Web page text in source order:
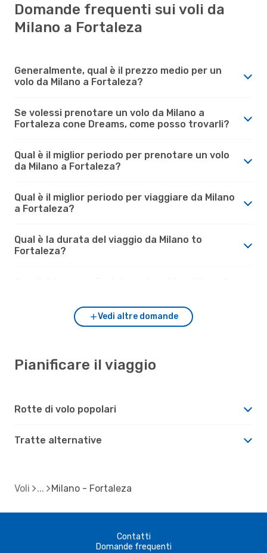
Domande frequenti sui voli da
Milano a Fortaleza
Generalmente, qual è il prezzo medio per un
volo da Milano a Fortaleza?
Se volessi prenotare un volo da Milano a
Fortaleza cone Dreams, come posso trovarli?
Qual è il miglior periodo per prenotare un volo
da Milano a Fortaleza?
Qual è il miglior periodo per viaggiare da Milano
a Fortaleza?
Qual è la durata del viaggio da Milano to
Fortaleza?
Vedi altre domande
Pianificare il viaggio
Rotte di volo popolari
Tratte alternative
Voli Milano - Fortaleza
Contatti
Domande frequenti